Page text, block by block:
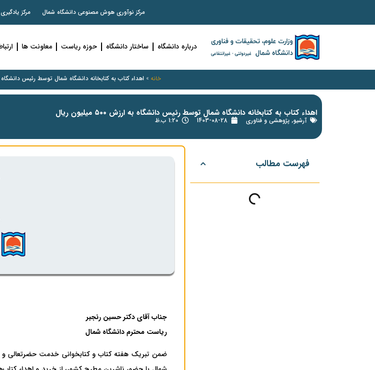
مرکز نوآوری هوش مصنوعی دانشگاه شمال مرکز
درباره دانشگاه ساختار دانشگاه حوزه ریاست معاونت ها
خانه » اهداء کتاب به کتابخانه دانشگاه شمال توسط رئیس دانشگاه به ارزش ۵۰۰
اهداء کتاب به کتابخانه دانشگاه شمال توسط رئیس دانشگاه به ارزش ۵۰۰ میلیون ریال
آرشیو, پژوهشی و فناوری 1403-08-28 1:20 ب.ظ
فهرست مطالب
جناب آقای دکتر حسین رنجبر
ریاست محترم دانشگاه شمال
ضمن تبریک هفته کتاب و کتابخوانی خدمت حضرتعالی و